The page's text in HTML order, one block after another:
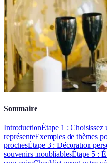
Sommaire
IntroductionÉtape 1 : Choisissez
représenteExemples de thèmes
prochesÉtape 3 : Décoration
souvenirs inoubliablesÉtape 5 :